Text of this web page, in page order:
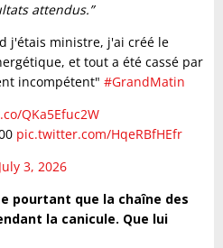
attendus.”
j'étais ministre, j'ai créé le
et tout a été cassé par
incompétent" #GrandMatin
QKa5Efuc2W
pic.twitter.com/HqeRBfHEfr
July 3, 2026
pourtant que la chaîne des
la canicule. Que lui